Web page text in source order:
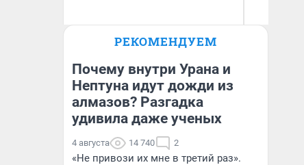
Екатерина Торопова
недвижимости
РЕКОМЕНДУЕМ
Почему внутри Урана и
Нептуна идут дожди из
алмазов? Разгадка
удивила даже ученых
4 августа 14 740 2
«Не привози их мне в третий раз».